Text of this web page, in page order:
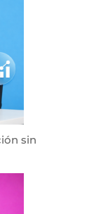
sin